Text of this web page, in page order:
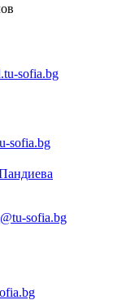
sofia.bg
sofia.bg
sofia.bg